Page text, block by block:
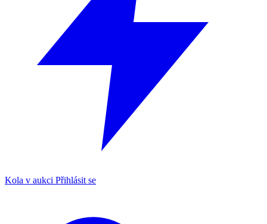
Kola v aukci Přihlásit se